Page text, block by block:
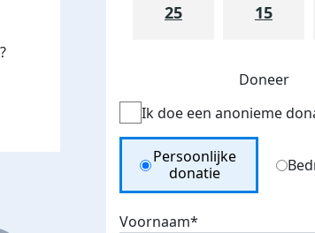
25 15
Doneer
Ik doe een anonieme
Donation Type
Persoonlijke
donatie
Voornaam*